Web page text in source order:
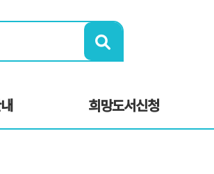
희망도서신청